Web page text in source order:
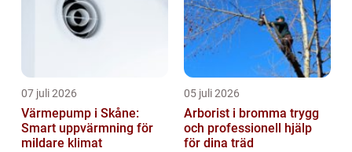
07 juli 2026
Värmepump i Skåne:
Smart uppvärmning för
mildare klimat
05 juli 2026
Arborist i bromma trygg
och professionell hjälp
för dina träd